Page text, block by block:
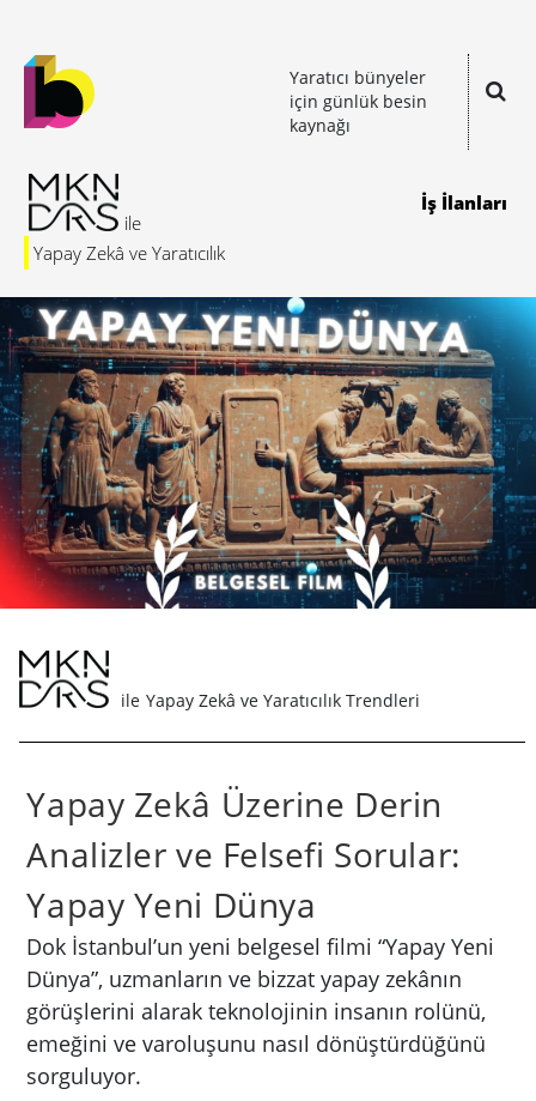
Yaratıcı bünyeler
için günlük besin
kaynağı
Yapay Zekâ ve Yaratıcılık
İş İlanları
Yapay Zekâ ve Yaratıcılık Trendleri
Yapay Zekâ Üzerine Derin
Analizler ve Felsefi Sorular:
Yapay Yeni Dünya
Dok İstanbul’un yeni belgesel filmi “Yapay Yeni
Dünya”, uzmanların ve bizzat yapay zekânın
görüşlerini alarak teknolojinin insanın rolünü,
emeğini ve varoluşunu nasıl dönüştürdüğünü
sorguluyor.